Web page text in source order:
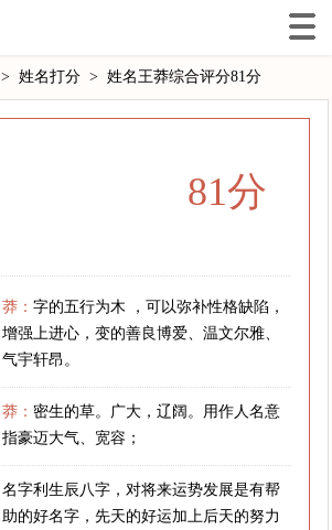
> 姓名打分 > 姓名王莽综合评分81分
81分
莽：字的五行为木 ，可以弥补性格缺陷，
增强上进心，变的善良博爱、温文尔雅、
气宇轩昂。
莽： 密生的草。广大，辽阔。用作人名意
指豪迈大气、宽容；
名字利生辰八字，对将来运势发展是有帮
助的好名字，先天的好运加上后天的努力